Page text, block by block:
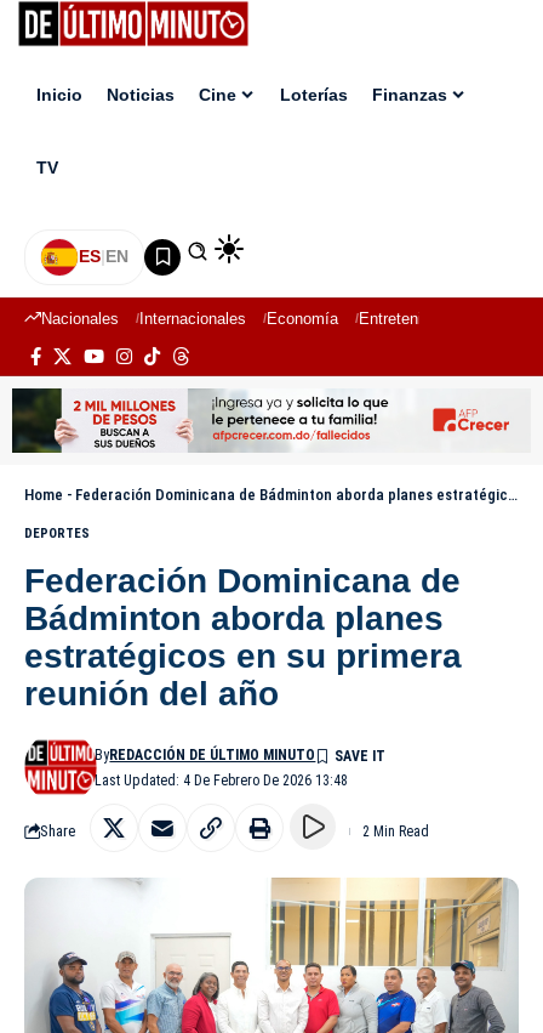
Inicio Noticias Cine Loterías Finanzas
TV
ES|EN
Nacionales Internacionales Economía Entretenimiento
Home - Federación Dominicana de Bádminton aborda planes estratégicos en su primera reunión del año
DEPORTES
Federación Dominicana de
Bádminton aborda planes
estratégicos en su primera
reunión del año
Last Updated: 4 De Febrero De 2026 13:48
ByREDACCIÓN DE ÚLTIMO MINUTO
Share 2 Min Read